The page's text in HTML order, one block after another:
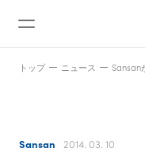
トップ ニュース Sansan
Sansan 2014. 03. 10